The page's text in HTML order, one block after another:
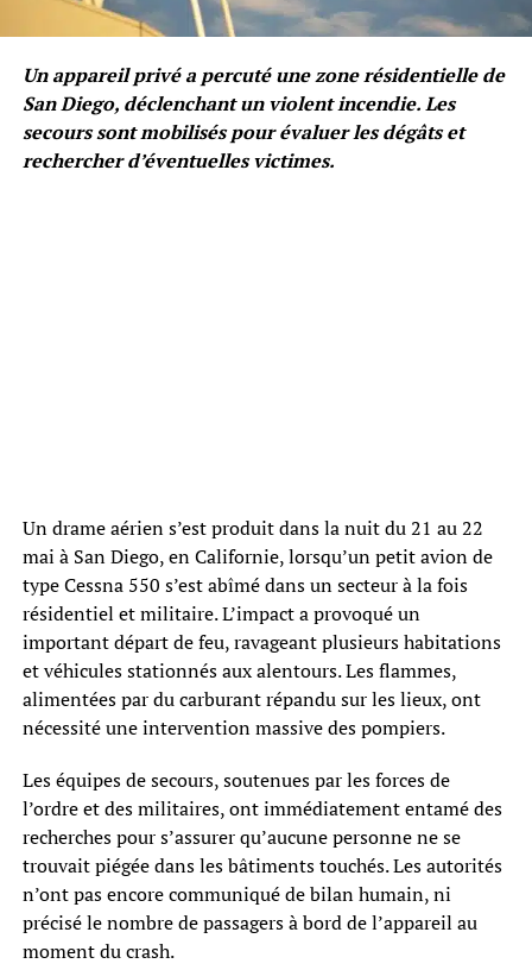
Un appareil privé a percuté une zone résidentielle de
San Diego, déclenchant un violent incendie. Les
secours sont mobilisés pour évaluer les dégâts et
rechercher d’éventuelles victimes.
Un drame aérien s’est produit dans la nuit du 21 au 22
mai à San Diego, en Californie, lorsqu’un petit avion de
type Cessna 550 s’est abîmé dans un secteur à la fois
résidentiel et militaire. L’impact a provoqué un
important départ de feu, ravageant plusieurs habitations
et véhicules stationnés aux alentours. Les flammes,
alimentées par du carburant répandu sur les lieux, ont
nécessité une intervention massive des pompiers.
Les équipes de secours, soutenues par les forces de
l’ordre et des militaires, ont immédiatement entamé des
recherches pour s’assurer qu’aucune personne ne se
trouvait piégée dans les bâtiments touchés. Les autorités
n’ont pas encore communiqué de bilan humain, ni
précisé le nombre de passagers à bord de l’appareil au
moment du crash.